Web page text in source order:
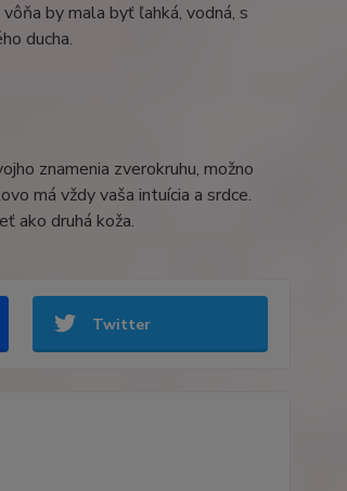
by mala byť ľahká, vodná, s
ducha.
znamenia zverokruhu, možno
má vždy vaša intuícia a srdce.
ako druhá koža.
Twitter